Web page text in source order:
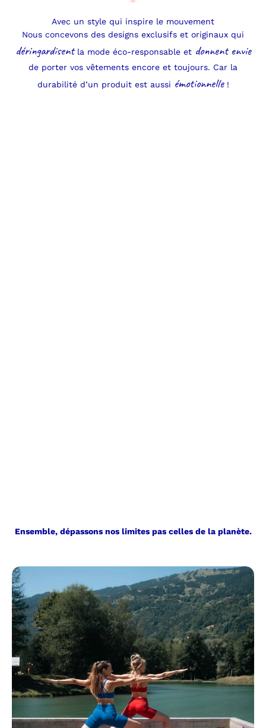
Avec un style qui inspire le mouvement
Nous concevons des designs exclusifs et originaux qui
déringardisent la mode éco-responsable et donnent envie
de porter vos vêtements encore et toujours. Car la
durabilité d’un produit est aussi émotionnelle !
Ensemble, dépassons nos limites pas celles de la planète.